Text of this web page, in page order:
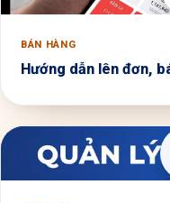
BÁN HÀNG
Hướng dẫn lên đơn,